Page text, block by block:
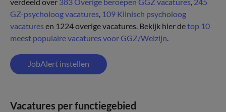
GZ-psycholoog vacatures, 109 Klinisch psycholoog
vacatures en 1224 overige vacatures. Bekijk hier detop 10
meest populaire vacatures voor GGZ/Welzijn.
JobAlert instellen
Vacatures per functiegebied